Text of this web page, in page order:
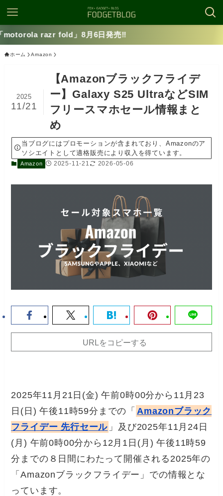
ホーム Amazon
【Amazonブラックフライデ
ー】Galaxy S25 UltraなどSIM
フリースマホセール情報まと
め
2025
11/21
当ブログにはプロモーションが含まれており、Amazonのア
ソシエイトとして適格販売により収入を得ています。
Amazon 2025-11-21 2026-05-06
URLをコピーする
2025年11月21日(金) 午前0時00分から11月23
日(日) 午後11時59分までの「 Amazonブラック
フライデー 先行セール 」及び2025年11月24日
(月) 午前0時00分から12月1日(月) 午後11時59
分までの８日間にわたって開催される2025年の
「Amazonブラックフライデー」での情報とな
っています。